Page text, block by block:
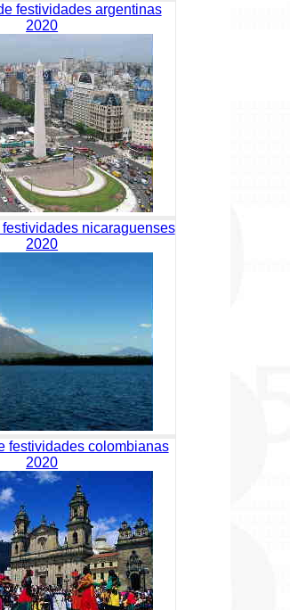
festividades argentinas
2020
nicaraguenses
2020
festividades colombianas
2020